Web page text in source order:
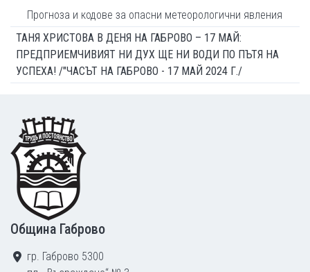
Прогноза и кодове за опасни метеорологични явления
ТАНЯ ХРИСТОВА В ДЕНЯ НА ГАБРОВО – 17 МАЙ:
ПРЕДПРИЕМЧИВИЯТ НИ ДУХ ЩЕ НИ ВОДИ ПО ПЪТЯ НА
УСПЕХА! /"ЧАСЪТ НА ГАБРОВО - 17 МАЙ 2024 Г./
Footer
Община Габрово
гр. Габрово 5300